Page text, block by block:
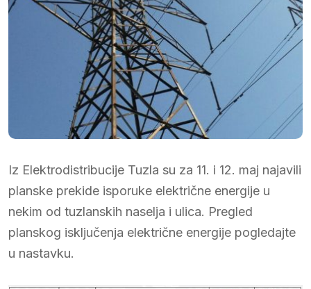
Iz Elektrodistribucije Tuzla su za 11. i 12. maj najavili
planske prekide isporuke električne energije u
nekim od tuzlanskih naselja i ulica. Pregled
planskog isključenja električne energije pogledajte
u nastavku.